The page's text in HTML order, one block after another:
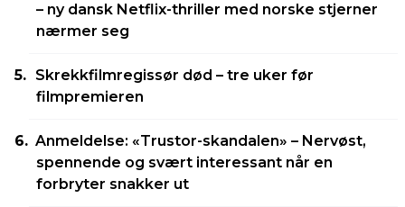
– ny dansk Netflix-thriller med norske stjerner
nærmer seg
Skrekkfilmregissør død – tre uker før
filmpremieren
Anmeldelse: «Trustor-skandalen» – Nervøst,
spennende og svært interessant når en
forbryter snakker ut